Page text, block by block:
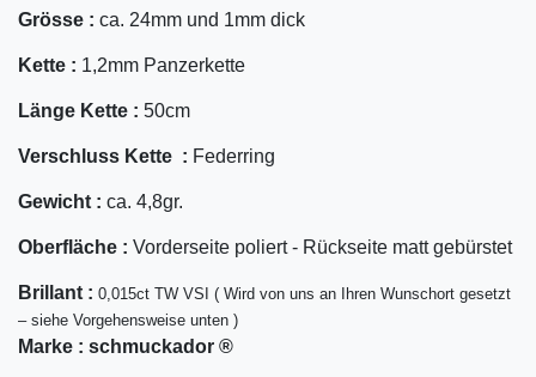
Grösse : ca. 24mm und 1mm dick
Kette : 1,2mm Panzerkette
Länge Kette : 50cm
Verschluss Kette : Federring
Gewicht : ca. 4,8gr.
Oberfläche : Vorderseite poliert - Rückseite matt gebürstet
Bril lant : 0,015ct TW VSI ( Wird von uns an Ihren Wunschort gesetzt
– siehe Vorgehensweise unten )
Marke : schmuckador ®